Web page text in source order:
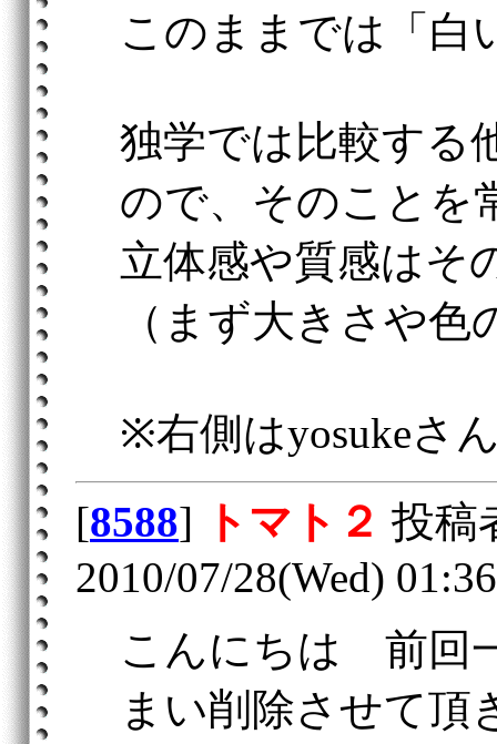
このままでは「白
独学では比較する
ので、そのことを
立体感や質感はそ
（まず大きさや
※右側はyosukeさ
[8588] トマト２ 投稿
2010/07/28(Wed) 01:36
こんにちは 前回
まい削除させて